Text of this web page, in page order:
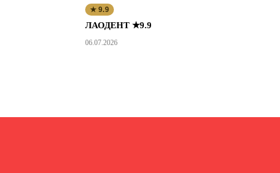
★ 9.9
ЛАОДЕНТ ★9.9
06.07.2026